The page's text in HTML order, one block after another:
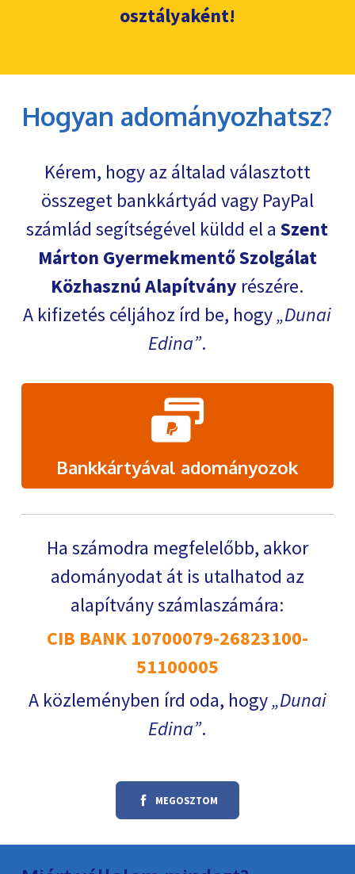
osztályaként!
Hogyan adományozhatsz?
Kérem, hogy az általad választott
összeget bankkártyád vagy PayPal
számlád segítségével küldd el aSzent
Márton Gyermekmentő Szolgálat
Közhasznú Alapítvány részére.
A kifizetés céljához írd be, hogy Dunai
Edina .
Bankkártyával adományozok
Ha számodra megfelelőbb, akkor
adományodat át is utalhatod az
alapítvány számlaszámára:
CIB BANK 10700079-26823100-
51100005
A közleményben írd oda, hogy Dunai
Edina .
MEGOSZTOM